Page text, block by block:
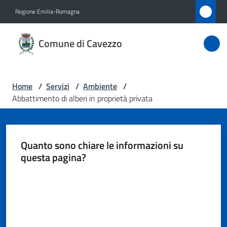
Regione Emilia-Romagna
Comune di Cavezzo
di
Amministrazione
Servizi
Home / Servizi / Ambiente /
Abbattimento di alberi in proprietà privata
Quanto sono chiare le informazioni su
questa pagina?